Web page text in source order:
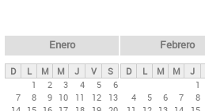
ds
p
Enero
D L M M J V
S
1
2 3 4 5
6
7
8 9 10 11 12
13
Febrero
D L M M J
1
4
5 6 7 8